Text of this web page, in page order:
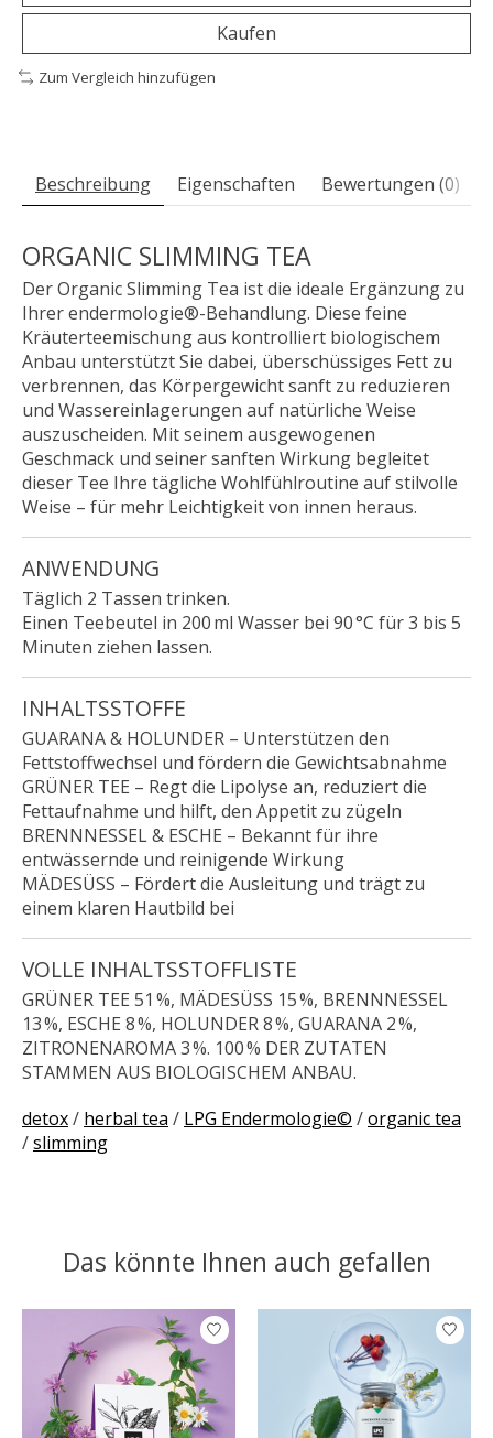
Kaufen
Zum Vergleich hinzufügen
Beschreibung Eigenschaften Bewertungen (0)
ORGANIC SLIMMING TEA
Der Organic Slimming Tea ist die ideale Ergänzung zu
Ihrer endermologie®-Behandlung. Diese feine
Kräuterteemischung aus kontrolliert biologischem
Anbau unterstützt Sie dabei, überschüssiges Fett zu
verbrennen, das Körpergewicht sanft zu reduzieren
und Wassereinlagerungen auf natürliche Weise
auszuscheiden. Mit seinem ausgewogenen
Geschmack und seiner sanften Wirkung begleitet
dieser Tee Ihre tägliche Wohlfühlroutine auf stilvolle
Weise – für mehr Leichtigkeit von innen heraus.
ANWENDUNG
Täglich 2 Tassen trinken.
Einen Teebeutel in 200 ml Wasser bei 90 °C für 3 bis 5
Minuten ziehen lassen.
INHALTSSTOFFE
GUARANA & HOLUNDER – Unterstützen den
Fettstoffwechsel und fördern die Gewichtsabnahme
GRÜNER TEE – Regt die Lipolyse an, reduziert die
Fettaufnahme und hilft, den Appetit zu zügeln
BRENNNESSEL & ESCHE – Bekannt für ihre
entwässernde und reinigende Wirkung
MÄDESÜSS – Fördert die Ausleitung und trägt zu
einem klaren Hautbild bei
VOLLE INHALTSSTOFFLISTE
GRÜNER TEE 51 %, MÄDESÜSS 15 %, BRENNNESSEL
13 %, ESCHE 8 %, HOLUNDER 8 %, GUARANA 2 %,
ZITRONENAROMA 3 %. 100 % DER ZUTATEN
STAMMEN AUS BIOLOGISCHEM ANBAU.
detox/ herbal tea / LPG Endermologie© /organic tea
/slimming
Das könnte Ihnen auch gefallen
Produkt-Karussell-Artikel